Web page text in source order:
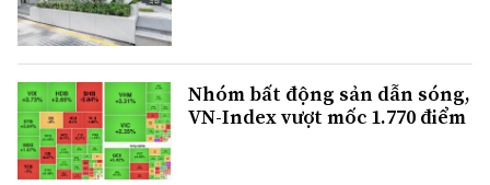
Nhóm bất động sản dẫn sóng,
VN-Index vượt mốc 1.770 điểm